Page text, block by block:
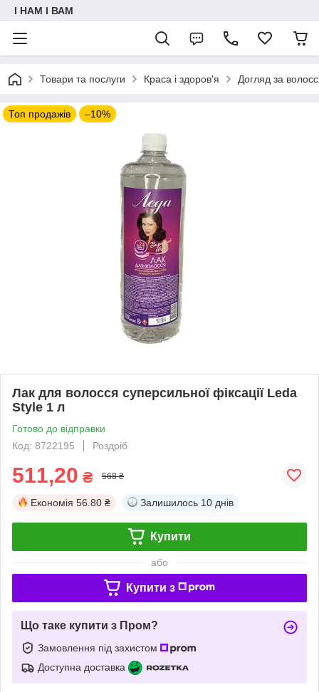
I НАМ I ВАМ
Товари та послуги Краса і здоров'я Догляд за
Топ продажів –10%
Лак для волосся суперсильної фіксації Leda
Style 1 л
Готово до відправки
Код: 8722195
Роздріб
511,20 ₴ 568 ₴
Економія 56.80 ₴ Залишилось 10 днів
Купити
або
Купити з
Що таке купити з Пром?
Замовлення під захистом
Доступна доставка